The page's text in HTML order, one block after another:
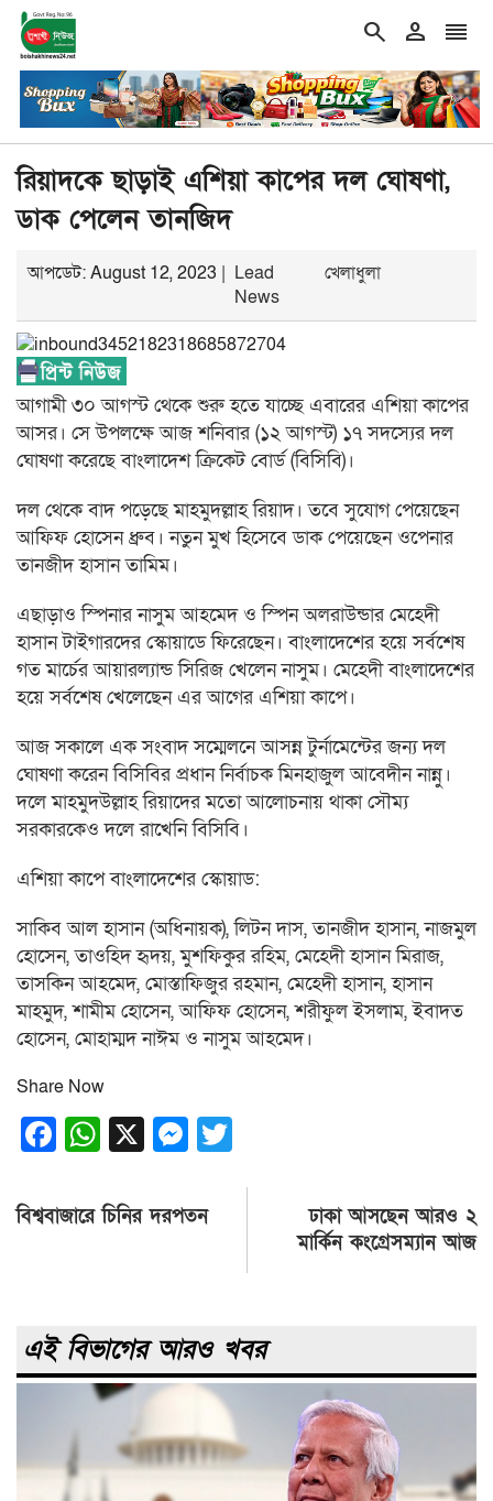
search person reorder
শিরোনাম
কৃতিত্ব নিয়েই এক দল বেশি ব্যস্ত: তথ্যমন্ত্রী double_arrowরাষ্ট্রপতি পদে
রিয়াদকে ছাড়াই এশিয়া কাপের দল ঘোষণা,
ডাক পেলেন তানজিদ
আপডেট: August 12, 2023 | Lead
News
খেলাধুলা
আগামী ৩০ আগস্ট থেকে শুরু হতে যাচ্ছে এবারের এশিয়া কাপের
আসর। সে উপলক্ষে আজ শনিবার (১২ আগস্ট) ১৭ সদস্যের দল
ঘোষণা করেছে বাংলাদেশ ক্রিকেট বোর্ড (বিসিবি)।
দল থেকে বাদ পড়েছে মাহমুদল্লাহ রিয়াদ। তবে সুযোগ পেয়েছেন
আফিফ হোসেন ধ্রুব। নতুন মুখ হিসেবে ডাক পেয়েছেন ওপেনার
তানজীদ হাসান তামিম।
এছাড়াও স্পিনার নাসুম আহমেদ ও স্পিন অলরাউন্ডার মেহেদী
হাসান টাইগারদের স্কোয়াডে ফিরেছেন। বাংলাদেশের হয়ে সর্বশেষ
গত মার্চের আয়ারল্যান্ড সিরিজ খেলেন নাসুম। মেহেদী বাংলাদেশের
হয়ে সর্বশেষ খেলেছেন এর আগের এশিয়া কাপে।
আজ সকালে এক সংবাদ সম্মেলনে আসন্ন টুর্নামেন্টের জন্য দল
ঘোষণা করেন বিসিবির প্রধান নির্বাচক মিনহাজুল আবেদীন নান্নু।
দলে মাহমুদউল্লাহ রিয়াদের মতো আলোচনায় থাকা সৌম্য
সরকারকেও দলে রাখেনি বিসিবি।
এশিয়া কাপে বাংলাদেশের স্কোয়াড:
সাকিব আল হাসান (অধিনায়ক), লিটন দাস, তানজীদ হাসান, নাজমুল
হোসেন, তাওহিদ হৃদয়, মুশফিকুর রহিম, মেহেদী হাসান মিরাজ,
তাসকিন আহমেদ, মোস্তাফিজুর রহমান, মেহেদী হাসান, হাসান
মাহমুদ, শামীম হোসেন, আফিফ হোসেন, শরীফুল ইসলাম, ইবাদত
হোসেন, মোহাম্মদ নাঈম ও নাসুম আহমেদ।
Share Now
Facebook
WhatsApp
X Messenger
Post
বিশ্ববাজারে চিনির দরপতন
ঢাকা আসছেন আরও ২
মার্কিন কংগ্রেসম্যান আজ
এই বিভাগের আরও খবর